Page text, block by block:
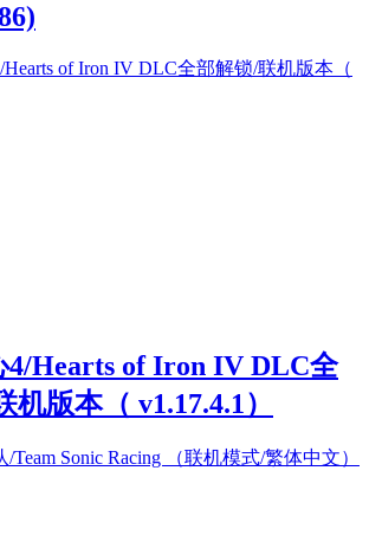
4/Hearts of Iron IV DLC全
机版本（ v1.17.4.1）